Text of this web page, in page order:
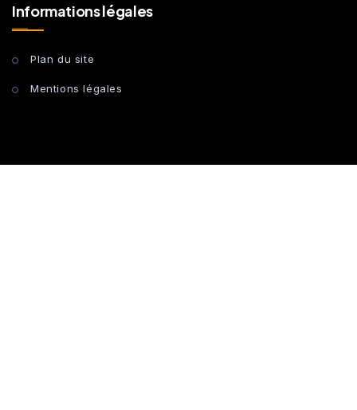
Informations légales
Plan du site
Mentions légales